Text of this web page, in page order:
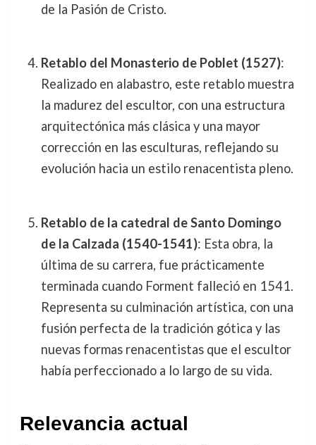
de la Pasión de Cristo.
Retablo del Monasterio de Poblet (1527):
Realizado en alabastro, este retablo muestra
la madurez del escultor, con una estructura
arquitectónica más clásica y una mayor
corrección en las esculturas, reflejando su
evolución hacia un estilo renacentista pleno.
Retablo de la catedral de Santo Domingo
de la Calzada (1540-1541): Esta obra, la
última de su carrera, fue prácticamente
terminada cuando Forment falleció en 1541.
Representa su culminación artística, con una
fusión perfecta de la tradición gótica y las
nuevas formas renacentistas que el escultor
había perfeccionado a lo largo de su vida.
Relevancia actual